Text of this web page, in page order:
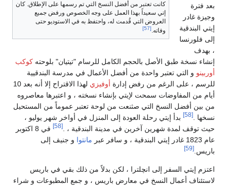
كانت تعتبر من أفضل النسخ التي تم رسمها على الإطلاق. كان
إتي سعيداً بهذا العمل على وجه الخصوص ورفض جميع
العروض التي قُدمت له، واحتفظ به في الاستوديو حتى
وفاته.[57]
بعد فترة
وجيزة غادر
إيتي البندقية
إلى فلورنسا
، بهدف
إنشاء نسخة طبق الأصل بالحجم الكامل للرسام "تيتيان" بلوحته كوكب
أوربينو و التي تعتبر واحدة من أفضل الأعمال في مدرسة البندقيية
للرسم ، على الرغم من رفض إدارة أوفيزي
لهذا الاقتراح إلا أنه بعد 10
أيام من المفاوضات سمحت لإيتي بإنشاء نسخته ، و اعتبرها معاصروه
من بين أفضل النسخ التي صثنعت من لوحة تعتبر عموماً من المستحيل
نسخها .[58]
بدأ إيتي رحلة العودة إلى المنزل في أواخر شهر يوليو ،
حيث توقف لمدة شهرين آخرين في مدينة البندقية ، .[58]
في 8 اكتوبر
عام 1823 غادر إيتي البندقية ، و سافر عبر
مانتوا و جنيف إلى
باريس.[59]
اعتزم إيتي السفر إلى انچلترا ، لكن بدلاً من ذلك بقي في باريس
لاستئناف أعمال النسخ في معارض باريس ، و جمع المطبوعات و شراء